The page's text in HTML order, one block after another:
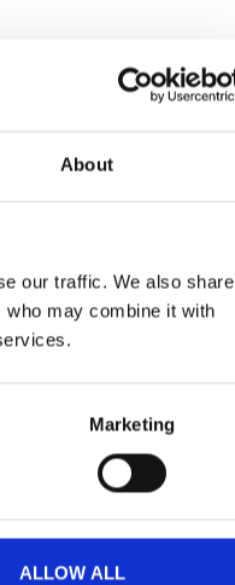
About
our traffic. We also share
may combine it with
Marketing
ALLOW ALL